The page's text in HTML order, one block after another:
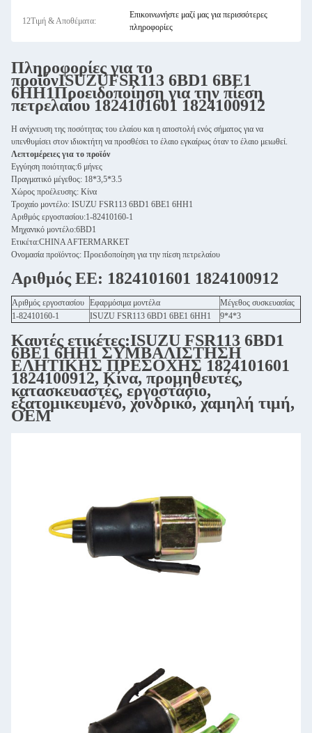
12Τιμή & Αποθέματα:
Επικοινωνήστε μαζί μας για περισσότερες
πληροφορίες
Πληροφορίες για το
προϊόνISUZUFSR113 6BD1 6BE1
6HH1Προειδοποίηση για την πίεση
πετρελαίου 1824101601 1824100912
Η ανίχνευση της ποσότητας του ελαίου και η αποστολή ενός σήματος για να
υπενθυμίσει στον ιδιοκτήτη να προσθέσει το έλαιο εγκαίρως όταν το έλαιο μειωθεί.
Λεπτομέρειες για το προϊόν
Εγγύηση ποιότητας:6 μήνες
Πραγματικό μέγεθος: 18*3,5*3.5
Χώρος προέλευσης: Κίνα
Τροχαίο μοντέλο: ISUZU FSR113 6BD1 6BE1 6HH1
Αριθμός εργοστασίου:1-82410160-1
Μηχανικό μοντέλο:6BD1
Ετικέτα:CHINA AFTERMARKET
Ονομασία προϊόντος: Προειδοποίηση για την πίεση πετρελαίου
Αριθμός ΕΕ: 1824101601 1824100912
Αριθμός εργοστασίου Εφαρμόσιμα μοντέλα
Μέγεθος συσκευασίας
1-82410160-1
ISUZU FSR113 6BD1 6BE1 6HH1 9*4*3
Καυτές ετικέτες:ISUZU FSR113 6BD1
6BE1 6HH1 ΣΥΜΒΑΛΙΣΤΗΣΗ
ΕΛΗΤΙΚΗΣ ΠΡΕΣΟΧΗΣ 1824101601
1824100912, Κίνα, προμηθευτές,
κατασκευαστές, εργοστάσιο,
εξατομικευμένο, χονδρικό, χαμηλή τιμή,
OEM